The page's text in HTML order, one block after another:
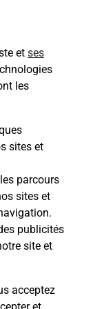
et ses
les
sites et
parcours
sites et
publicités
site et
acceptez